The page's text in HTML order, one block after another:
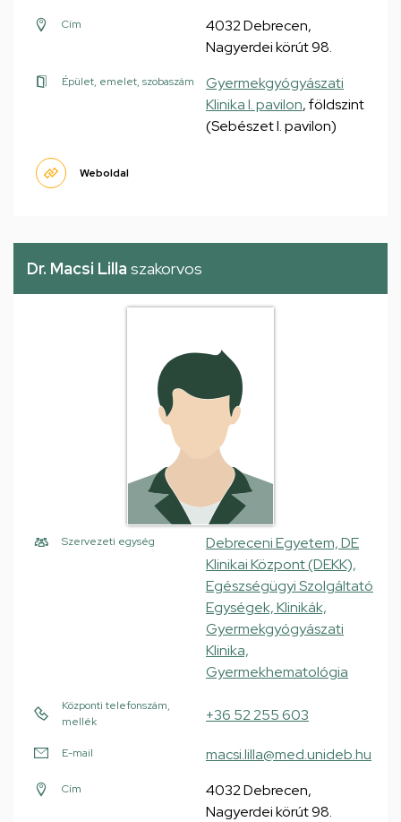
Cím
4032 Debrecen,
Nagyerdei körút 98.
Épület, emelet, szobaszám
Gyermekgyógyászati
Klinika I. pavilon, földszint
(Sebészet I. pavilon)
Weboldal
Dr. Macsi Lilla szakorvos
Szervezeti egység
Debreceni Egyetem, DE
Klinikai Központ (DEKK),
Egészségügyi Szolgáltató
Egységek, Klinikák,
Gyermekgyógyászati
Klinika,
Gyermekhematológia
Központi telefonszám,
mellék
+36 52 255 603
E-mail macsi.lilla@med.unideb.hu
Cím
4032 Debrecen,
Nagyerdei körút 98.